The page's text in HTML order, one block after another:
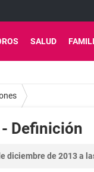
SALUD
Definición
diciembre de 2013 a